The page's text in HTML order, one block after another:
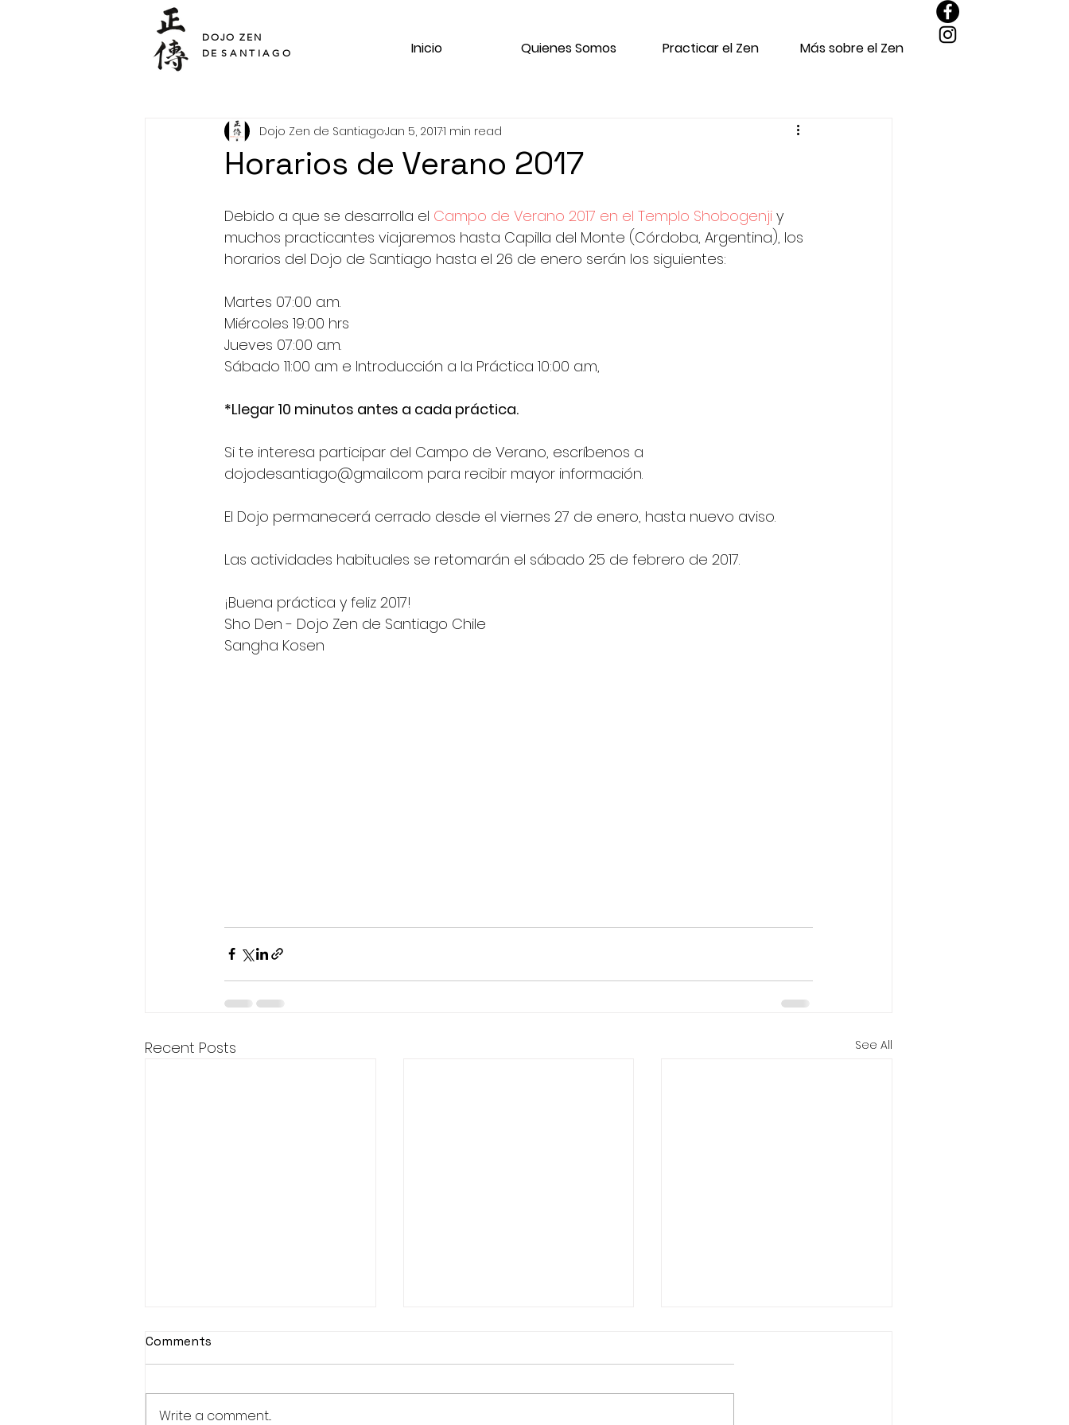
DOJO ZEN
DESANTIAGO Inicio Quienes Somos Practicar el Zen Más sobre el Zen
Horarios de Verano 2017
Dojo Zen de SantiagoJan 5, 20171 min read
Debido a que se desarrolla el Campo de Verano 2017 en el Templo Shobogenji y
muchos practicantes viajaremos hasta Capilla del Monte (Córdoba, Argentina), los
horarios del Dojo de Santiago hasta el 26 de enero serán los siguientes:
Martes 07:00 a.m.
Miércoles 19:00 hrs
Jueves 07:00 a.m.
Sábado 11:00 a.m e Introducción a la Práctica 10:00 a.m,
*Llegar 10 minutos antes a cada práctica.
Si te interesa participar del Campo de Verano, escríbenos a
dojodesantiago@gmail.com para recibir mayor información.
El Dojo permanecerá cerrado desde el viernes 27 de enero, hasta nuevo aviso.
Las actividades habituales se retomarán el sábado 25 de febrero de 2017.
¡Buena práctica y feliz 2017!
Sho Den - Dojo Zen de Santiago Chile
Sangha Kosen
Recent Posts See All
Comments
Write a comment...